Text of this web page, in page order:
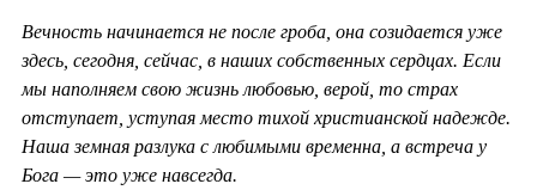
Вечность начинается не после гроба, она созидается уже
здесь, сегодня, сейчас, в наших собственных сердцах. Если
мы наполняем свою жизнь любовью, верой, то страх
отступает, уступая место тихой христианской надежде.
Наша земная разлука с любимыми временна, а встреча у
Бога — это уже навсегда.